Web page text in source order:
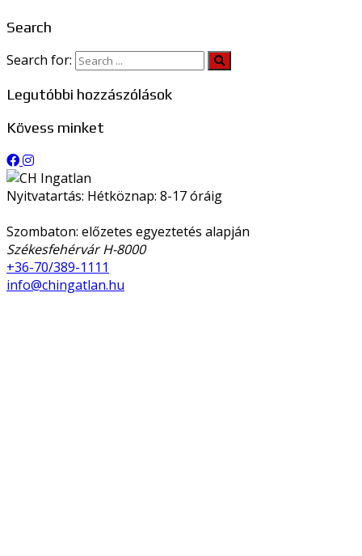
Search
Search for:
Legutóbbi hozzászólások
Kövess minket
Nyitvatartás: Hétköznap: 8-17 óráig
Szombaton: előzetes egyeztetés alapján
Székesfehérvár H-8000
+36-70/389-1111
info@chingatlan.hu